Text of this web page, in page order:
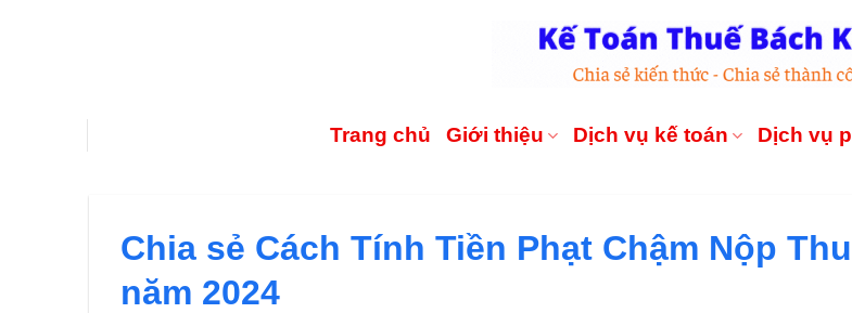
Trang chủ Giới thiệu Dịch vụ kế toán Dịch vụ
Chia sẻ Cách Tính Tiền Phạt Chậm Nộp
năm 2024